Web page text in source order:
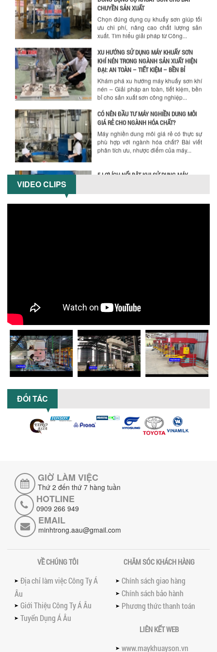
XU HƯỚNG SỬ DỤNG MÁY KHUẤY SƠN
KHÍ NÉN TRONG NGÀNH SẢN XUẤT HIỆN
ĐẠI: AN TOÀN – TIẾT KIỆM – BỀN BỈ
Khám phá xu hướng máy khuấy sơn khí
bỉ cho sản xuất sơn công nghiệp...
CÓ NÊN ĐẦU TƯ MÁY NGHIỀN DUNG MÔI
GIÁ RẺ CHO NGÀNH HÓA CHẤT?
Máy nghiền dung môi giá rẻ có thực sự
phù hợp với ngành hóa chất? Bài viết
5 LỢI ÍCH NỔI BẬT KHI SỬ DỤNG MÁY
KHUẤY SƠN DÙNG ĐIỆN TRONG SẢN XUẤT
Khám phá 5 lợi ích khi sử dụng máy
suất,...
nghiệp...
MÁY NGHIỀN HỮU CƠ LỎNG: GIẢI PHÁP
TỐI ƯU VỚI CÔNG NGHỆ MÁY NGHIỀN
NGANG CÁNH NGHIỀN CERAMIC
Máy nghiền hữu cơ lỏng sử dụng công
nghệ máy nghiền ngang cánh nghiền
ceramic giúp nâng cao độ mịn, hiệu
suất...
Tìm hiểu lợi ích khi đầu tư máy trộn
phân bón nằm ngang: nâng cao hiệu
TOÀN, HIỆU QUẢ
Hướng dẫn chi tiết những lưu ý khi lắp
đặt và vận hành máy khuấy hóa chất
NGHIỆP VÀ MÁY TRỘN BỘT GIA ĐÌNH:
KHÁC BIỆT VỀ HIỆU QUẢ & NĂNG SUẤT
đình về hiệu quả, năng suất và...
SO SÁNH MÁY KHUẤY PHÒNG NỔ VỚI MÁY
KHUẤY THƯỜNG: KHÁC BIỆT VÀ GIÁ TRỊ
MANG LẠI
So sánh máy khuấy phòng nổ và máy
toàn, giá trị mang lại, ứng dụng...
30HP: TĂNG ĐỘ ỔN ĐỊNH VÀ AN TOÀN KHI
VIDEO CLIPS
ĐỐI TÁC
GIỜ LÀM VIỆC
Thứ 2 đến thứ 7 hàng tuần
HOTLINE
0909 266 949
EMAIL
minhtrong.aau@gmail.com
VỀ CHÚNG TÔI
Địa chỉ làm việc Công Ty Á
Âu
Giới Thiệu Công Ty Á Âu
Tuyển Dụng Á Âu
CHĂM SÓC KHÁCH HÀNG
Chính sách giao hàng
Chính sách bảo hành
Phương thức thanh toán
LIÊN KẾT WEB
www.maykhuayson.vn